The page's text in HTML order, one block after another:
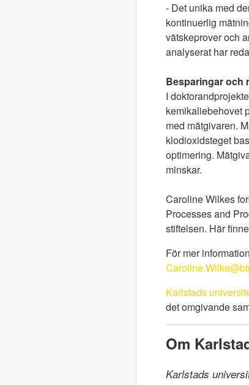
- Det unika med
kontinuerlig
vätskeprover och
analyserat har
Besparingar och
I
kemikaliebehovet
med mätgivaren.
klodioxidsteget
optimering.
minskar.
Caroline Wilkes
Processes and
stiftelsen. Här
För mer
Karlstads
det omgivande
Om
Karlstads